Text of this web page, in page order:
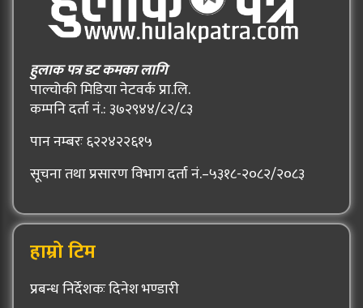
हुलाक पत्र डट कमका लागि
पाल्चोकी मिडिया नेटवर्क प्रा.लि.
कम्पनि दर्ता नं.: ३७२९४४/८२/८३
पान नम्बरः ६२२४२२६१५
सूचना तथा प्रसारण विभाग दर्ता नं.–५३१८-२०८२/२०८३
हाम्रो टिम
प्रबन्ध निर्देशकः दिनेश भण्डारी